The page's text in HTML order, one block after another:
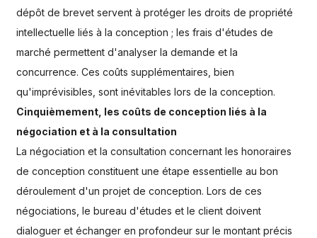
dépôt de brevet servent à protéger les droits de propriété
intellectuelle liés à la conception ; les frais d'études de
marché permettent d'analyser la demande et la
concurrence. Ces coûts supplémentaires, bien
qu'imprévisibles, sont inévitables lors de la conception.
Cinquièmement, les coûts de conception liés à la
négociation et à la consultation
La négociation et la consultation concernant les honoraires
de conception constituent une étape essentielle au bon
déroulement d'un projet de conception. Lors de ces
négociations, le bureau d'études et le client doivent
dialoguer et échanger en profondeur sur le montant précis